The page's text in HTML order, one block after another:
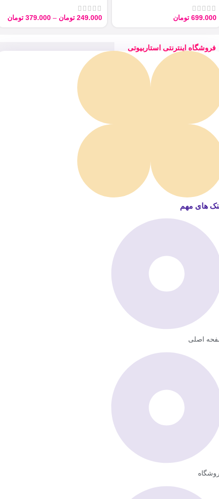
699.000 تومان 249.000 تومان –
379.000 تومان
فروشگاه اینترنتی استاربیوتی
های مهم
اصلی